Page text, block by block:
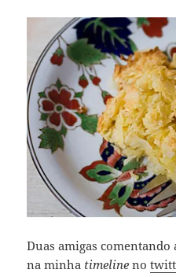
Duas amigas
na minha timeline no